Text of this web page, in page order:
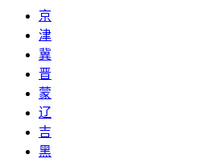
京
津
冀
晋
蒙
辽
吉
黑